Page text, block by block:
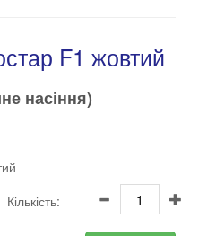
F1 жовтий
насіння)
Кількість: